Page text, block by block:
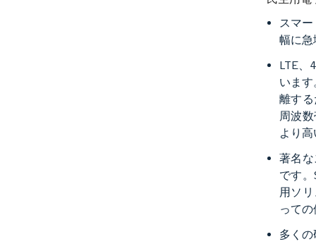
スマ
幅に
LTE、
いま
離す
周波
より
著名
です
用ソ
って
多く